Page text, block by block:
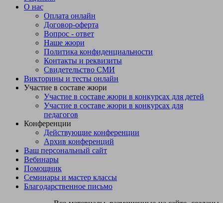
О нас
Оплата онлайн
Договор-оферта
Вопрос - ответ
Наше жюри
Политика конфиденциальности
Контакты и реквизиты
Свидетельство СМИ
Викторины и тесты онлайн
Участие в составе жюри
Участие в составе жюри в конкурсах для детей
Участие в составе жюри в конкурсах для
педагогов
Конференции
Действующие конференции
Архив конференций
Ваш персональный сайт
Вебинары
Помощник
Семинары и мастер классы
Благодарственное письмо